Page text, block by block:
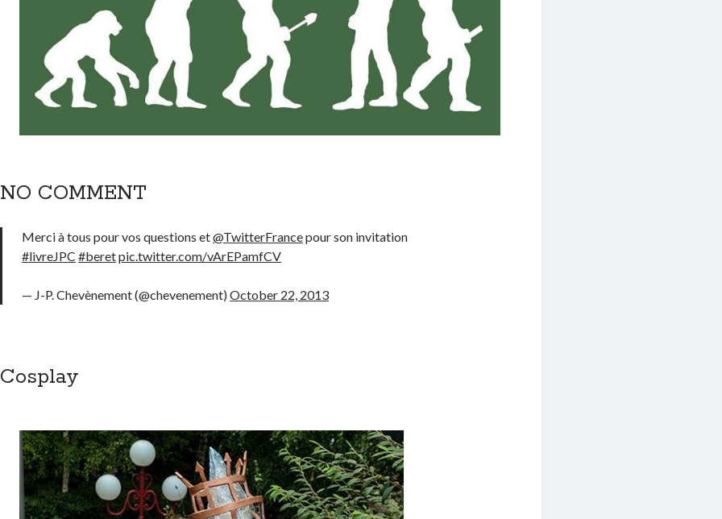
NO COMMENT
Merci à tous pour vos questions et@TwitterFrancepour son invitation
#livreJPC #beretpic.twitter.com/vArEPamfCV
— J-P. Chevènement (@chevenement)October 22, 2013
Cosplay